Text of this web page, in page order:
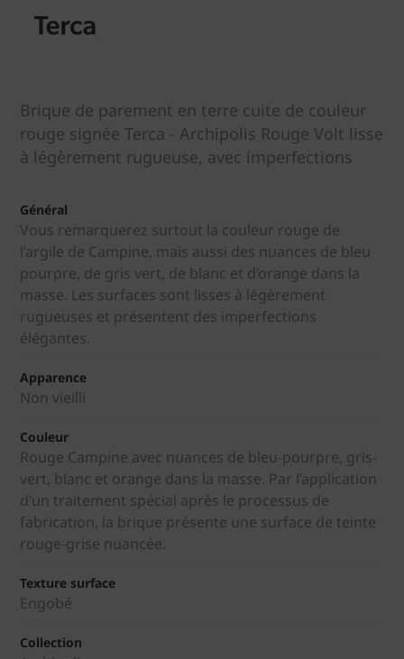
Brique de parement en terre cuite de couleur
rouge signée Terca - Archipolis Rouge Volt lisse
à légèrement rugueuse, avec imperfections
Général
Vous remarquerez surtout la couleur rouge de
l’argile de Campine, mais aussi des nuances de bleu
pourpre, de gris vert, de blanc et d’orange dans la
masse. Les surfaces sont lisses à légèrement
rugueuses et présentent des imperfections
élégantes.
Apparence
Non vieilli
Couleur
Rouge Campine avec nuances de bleu-pourpre, gris-
vert, blanc et orange dans la masse. Par l’application
d’un traitement spécial après le processus de
fabrication, la brique présente une surface de teinte
rouge-grise nuancée.
Texture surface
Engobé
Collection